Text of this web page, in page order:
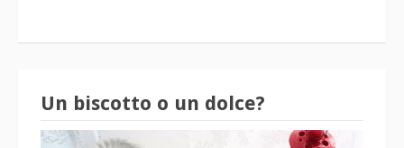
Un biscotto o un dolce?